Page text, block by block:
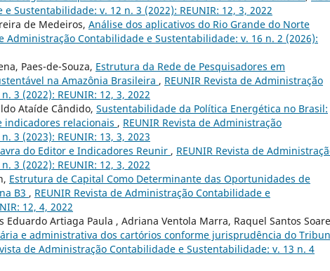
Sustentabilidade: v. 12 n. 3 (2022): REUNIR: 12, 3, 2022
de Medeiros, Análise dos aplicativos do Rio Grande do Norte
Administração Contabilidade e Sustentabilidade: v. 16 n. 2 (2026):
Paes-de-Souza, Estrutura da Rede de Pesquisadores em
na Amazônia Brasileira , REUNIR Revista de Administração
3 (2022): REUNIR: 12, 3, 2022
Ataíde Cândido, Sustentabilidade da Política Energética no Brasil:
relacionais , REUNIR Revista de Administração
3 (2023): REUNIR: 13, 3, 2023
do Editor e Indicadores Reunir , REUNIR Revista de
3 (2022): REUNIR: 12, 3, 2022
Estrutura de Capital Como Determinante das Oportunidades de
B3 , REUNIR Revista de Administração Contabilidade e
12, 4, 2022
Eduardo Artiaga Paula , Adriana Ventola Marra, Raquel Santos
e administrativa dos cartórios conforme jurisprudência do
de Administração Contabilidade e Sustentabilidade: v. 13 n. 4